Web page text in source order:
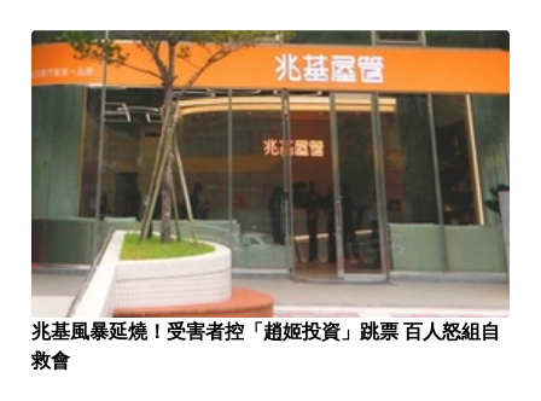
兆基風暴延燒！受害者控「趙姬投資」跳票 百人怒組自
救會